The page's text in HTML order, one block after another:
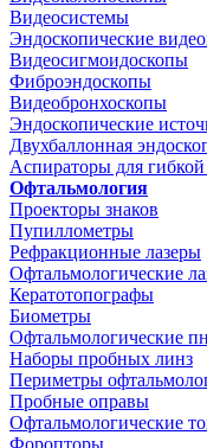
Видеосистемы
Эндоскопические
Видеосигмоидоскопы
Фиброэндоскопы
Видеобронхоскопы
Эндоскопические
Двухбаллонная
Аспираторы для
Офтальмология
Проекторы знаков
Пупиллометры
Рефракционные лазеры
Офтальмологические
Кератотопографы
Биометры
Офтальмологические
Наборы пробных линз
Периметры
Пробные оправы
Офтальмологические
Форопторы